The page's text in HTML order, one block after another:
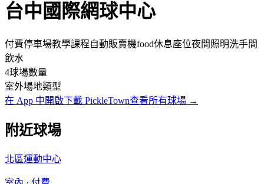
台中國際網球中心
付費停車場教學課程自動販賣機food休息座位夜間照明洗手間
飲水
4球場數量
室外場地類型
在 App 中開啟下載 PickleTown查看所有球場 →
附近球場
北區運動中心